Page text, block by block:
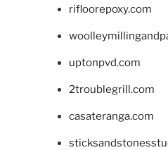
rifloorepoxy.com
uptonpvd.com
2troublegrill.com
casateranga.com